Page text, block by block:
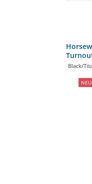
Black/
NEU